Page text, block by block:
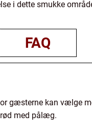
i dette smukke
FAQ
gæsterne kan vælge
med pålæg.